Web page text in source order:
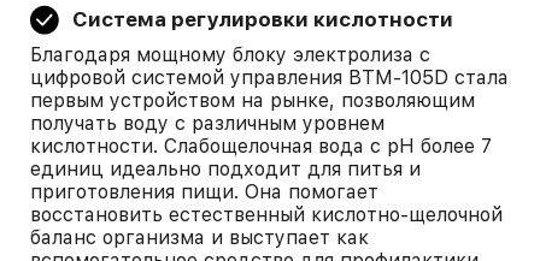
Система регулировки кислотности
Благодаря мощному блоку электролиза с
цифровой системой управления BTM-105D стала
первым устройством на рынке, позволяющим
получать воду с различным уровнем
кислотности. Слабощелочная вода с pH более 7
единиц идеально подходит для питья и
приготовления пищи. Она помогает
восстановить естественный кислотно-щелочной
баланс организма и выступает как